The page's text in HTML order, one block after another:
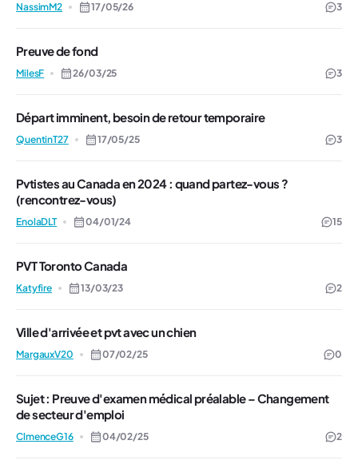
NassimM2 17/05/26 3
Preuve de fond
MilesF 26/03/25 3
Départ imminent, besoin de retour temporaire
QuentinT27 17/05/25 3
Pvtistes au Canada en 2024 : quand partez-vous ?
(rencontrez-vous)
EnolaDLT 04/01/24 15
PVT Toronto Canada
Katyfire 13/03/23 2
Ville d'arrivée et pvt avec un chien
MargauxV20 07/02/25 0
Sujet : Preuve d'examen médical préalable – Changement
de secteur d'emploi
ClmenceG16 04/02/25 2